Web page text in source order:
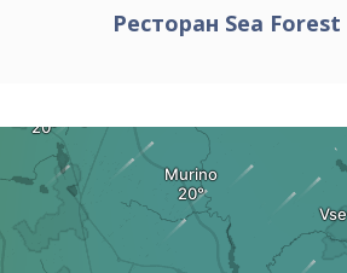
Ресторан Sea Forest